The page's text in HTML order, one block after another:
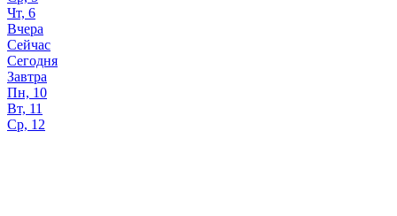
Чт, 6
Вчера
Сейчас
Сегодня
Завтра
Пн, 10
Вт, 11
Ср, 12